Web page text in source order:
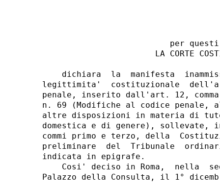
per
LA CORTE
dichiara  la  manifesta
legittimita'  costituzionale
penale, inserito dall'art. 12,
n. 69 (Modifiche al codice penale,
altre disposizioni in materia di
domestica e di genere),
commi primo e terzo, della
preliminare  del  Tribunale
indicata in epigrafe.
Cosi' deciso in Roma,  nella
Palazzo della Consulta, il 1°